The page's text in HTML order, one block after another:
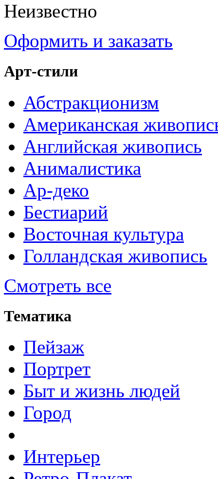
Неизвестно
Оформить и заказать
Арт-стили
Абстракционизм
Американская
Английская живопись
Анималистика
Ар-деко
Бестиарий
Восточная культура
Голландская живопись
Смотреть все
Тематика
Пейзаж
Портрет
Быт и жизнь людей
Город
Интерьер